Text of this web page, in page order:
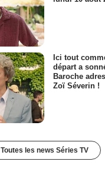
Ici tout
départ a
Baroche
Zoï Séverin !
Toutes les news Séries TV